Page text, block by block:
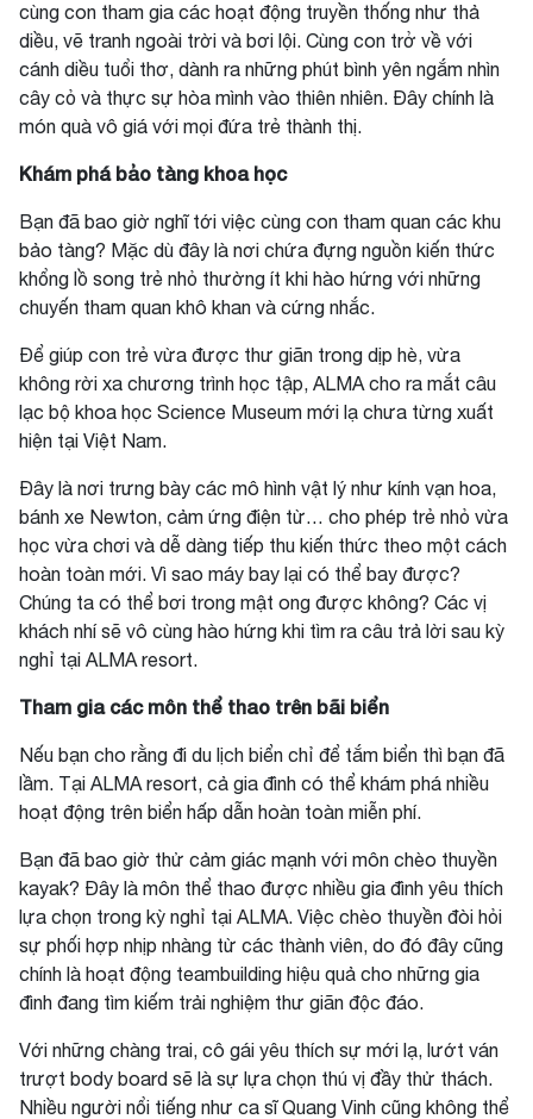
cùng con tham gia các hoạt động truyền thống như thả
diều, vẽ tranh ngoài trời và bơi lội. Cùng con trở về với
cánh diều tuổi thơ, dành ra những phút bình yên ngắm nhìn
cây cỏ và thực sự hòa mình vào thiên nhiên. Đây chính là
món quà vô giá với mọi đứa trẻ thành thị.
Khám phá bảo tàng khoa học
Bạn đã bao giờ nghĩ tới việc cùng con tham quan các khu
bảo tàng? Mặc dù đây là nơi chứa đựng nguồn kiến thức
khổng lồ song trẻ nhỏ thường ít khi hào hứng với những
chuyến tham quan khô khan và cứng nhắc.
Để giúp con trẻ vừa được thư giãn trong dịp hè, vừa
không rời xa chương trình học tập, ALMA cho ra mắt câu
lạc bộ khoa học Science Museum mới lạ chưa từng xuất
hiện tại Việt Nam.
Đây là nơi trưng bày các mô hình vật lý như kính vạn hoa,
bánh xe Newton, cảm ứng điện từ… cho phép trẻ nhỏ vừa
học vừa chơi và dễ dàng tiếp thu kiến thức theo một cách
hoàn toàn mới. Vì sao máy bay lại có thể bay được?
Chúng ta có thể bơi trong mật ong được không? Các vị
khách nhí sẽ vô cùng hào hứng khi tìm ra câu trả lời sau kỳ
nghỉ tại ALMA resort.
Tham gia các môn thể thao trên bãi biển
Nếu bạn cho rằng đi du lịch biển chỉ để tắm biển thì bạn đã
lầm. Tại ALMA resort, cả gia đình có thể khám phá nhiều
hoạt động trên biển hấp dẫn hoàn toàn miễn phí.
Bạn đã bao giờ thử cảm giác mạnh với môn chèo thuyền
kayak? Đây là môn thể thao được nhiều gia đình yêu thích
lựa chọn trong kỳ nghỉ tại ALMA. Việc chèo thuyền đòi hỏi
sự phối hợp nhịp nhàng từ các thành viên, do đó đây cũng
chính là hoạt động teambuilding hiệu quả cho những gia
đình đang tìm kiếm trải nghiệm thư giãn độc đáo.
Với những chàng trai, cô gái yêu thích sự mới lạ, lướt ván
trượt body board sẽ là sự lựa chọn thú vị đầy thử thách.
Nhiều người nổi tiếng như ca sĩ Quang Vinh cũng không thể